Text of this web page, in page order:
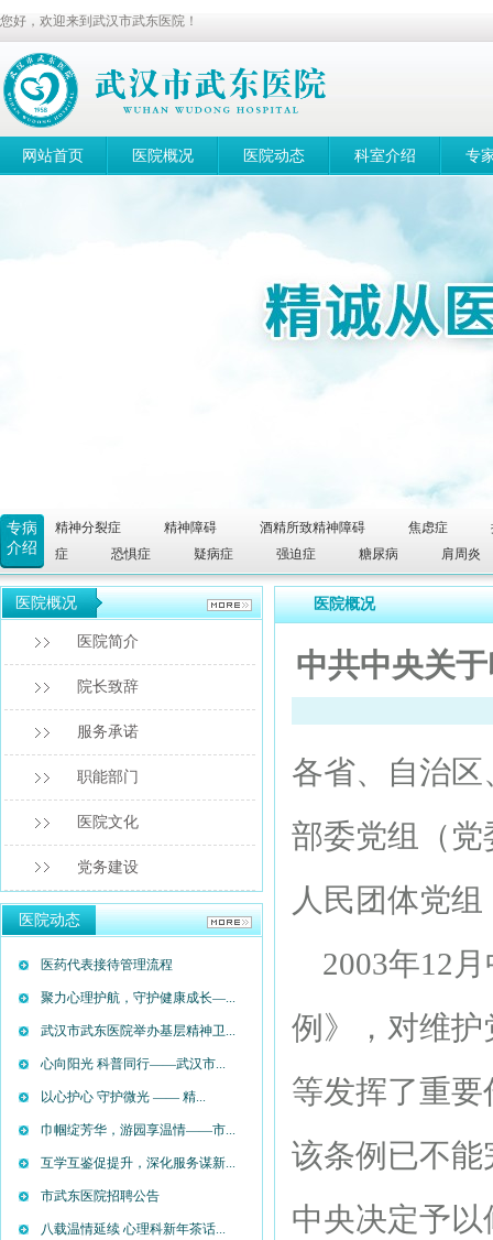
您好，欢迎来到武汉市武东医院！
网站首页 医院概况 医院动态 科室介绍 专
专病
介绍
精神分裂症 精神障碍 酒精所致精神障碍 焦虑症
症
恐惧症 疑病症 强迫症 糖尿病 肩周炎
医院概况
医院简介
院长致辞
服务承诺
职能部门
医院文化
党务建设
医院动态
医药代表接待管理流程
聚力心理护航，守护健康成长—...
武汉市武东医院举办基层精神卫...
心向阳光 科普同行——武汉市...
以心护心 守护微光 —— 精...
巾帼绽芳华，游园享温情——市...
互学互鉴促提升，深化服务谋新...
市武东医院招聘公告
八载温情延续 心理科新年茶话...
医院概况
中共中央关
各省、自治
部委党组（
人民团体党组
2003年12月
例》，对维
等发挥了重
该条例已不
中央决定予以